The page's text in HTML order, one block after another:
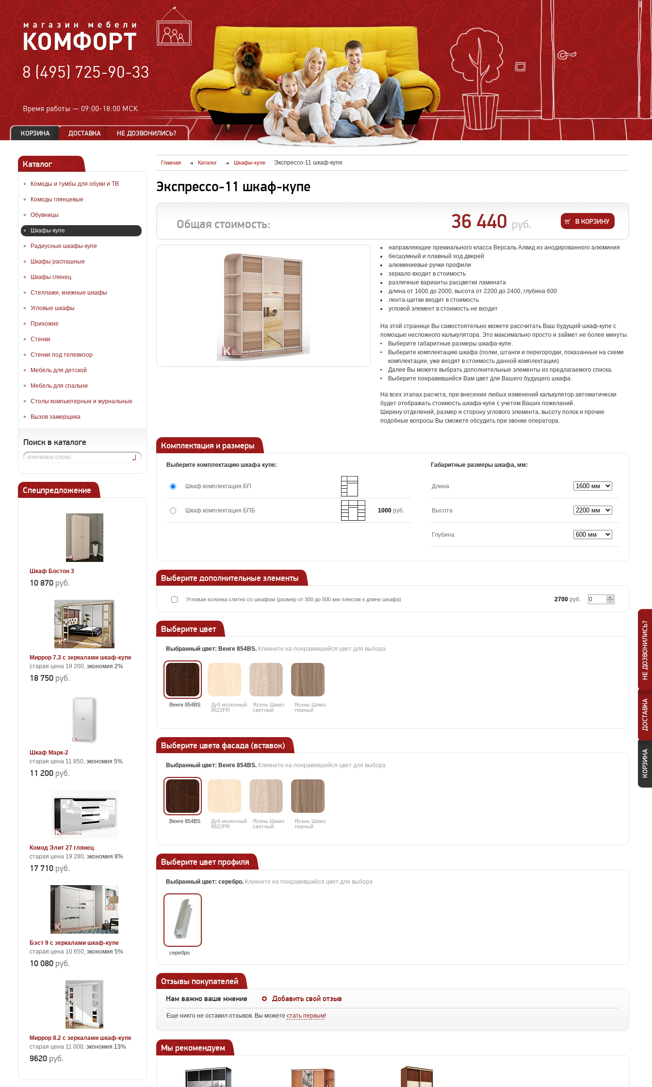
8 (495) 725-90-33
Время работы — 09:00-18:00 МСК
Каталог
Комоды и тумбы для обуви и ТВ
Комоды глянцевые
Обувницы
Шкафы-купе
Радиусные шкафы-купе
Шкафы распашные
Шкафы глянец
Стеллажи, книжные шкафы
Угловые шкафы
Прихожие
Стенки
Стенки под телевизор
Мебель для детской
Мебель для спальни
Столы компьютерные и журнальные
Вызов замерщика
Поиск в каталоге
Спецпредложение
Шкаф Бостон 3
10 870 руб.
Миррор 7.3 с зеркалами шкаф-купе
старая цена 19 200, экономия 2%
18 750 руб.
Шкаф Марк-2
старая цена 11 850, экономия 5%
11 200 руб.
Комод Элит 27 глянец
старая цена 19 280, экономия 8%
17 710 руб.
Бэст 9 с зеркалами шкаф-купе
старая цена 10 650, экономия 5%
10 080 руб.
Миррор 8.2 с зеркалами шкаф-купе
старая цена 11 000, экономия 13%
9620 руб.
Главная Каталог Шкафы-купе Экспрессо-11 шкаф-купе
Экспрессо-11 шкаф-купе
Общая стоимость: 36 440 руб.
направляющие премиального класса Версаль Алвид из анодированного алюминия
бесшумный и плавный ход дверей
алюминиевые ручки профили
зеркало входит в стоимость
различные варианты расцветки ламината
длина от 1600 до 2000, высота от 2200 до 2400, глубина 600
лента-щетки входит в стоимость
угловой элемент в стоимость не входит
На этой странице Вы самостоятельно можете рассчитать Ваш будущий шкаф-купе с
помощью несложного калькулятора. Это максимально просто и займет не более минуты.
Выберите габаритные размеры шкафа-купе.
Выберите комплектацию шкафа (полки, штанги и перегородки, показанные на схеме
комплектации, уже входят в стоимость данной комплектации).
Далее Вы можете выбрать дополнительные элементы из предлагаемого списка.
Выберите понравившийся Вам цвет для Вашего будущего шкафа.
На всех этапах расчета, при внесении любых изменений калькулятор автоматически
будет отображать стоимость шкафа-купе с учетом Ваших пожеланий.
Ширину отделений, размер и сторону углового элемента, высоту полок и прочие
подобные вопросы Вы сможете обсудить при звонке оператора.
Комплектация и размеры
Выберите комплектацию шкафа купе:
Шкаф комплектация БП
Шкаф комплектация БПБ 1000 руб.
Габаритные размеры шкафа, мм:
Длина
Высота
Глубина
Выберите дополнительные элементы
Угловая колонка слитно со шкафом (размер от 300 до 500 мм плюсом к длине шкафа) 2700 руб.
Выберите цвет
Выбранный цвет: Венге 854BS. Кликните на понравившийся цвет для выбора
Венге 854BS
Дуб молочный
8622PR
Ясень Шимо
светлый
Ясень Шимо
темный
Выберите цвета фасада (вставок)
Выбранный цвет: Венге 854BS. Кликните на понравившийся цвет для выбора
Венге 854BS
Дуб молочный
8622PR
Ясень Шимо
светлый
Ясень Шимо
темный
Выберите цвет профиля
Выбранный цвет: серебро. Кликните на понравившийся цвет для выбора
серебро
Отзывы покупателей
Нам важно ваше мнение Добавить свой отзыв
Еще никто не оставил отзывов. Вы можете стать первым!
Мы рекомендуем